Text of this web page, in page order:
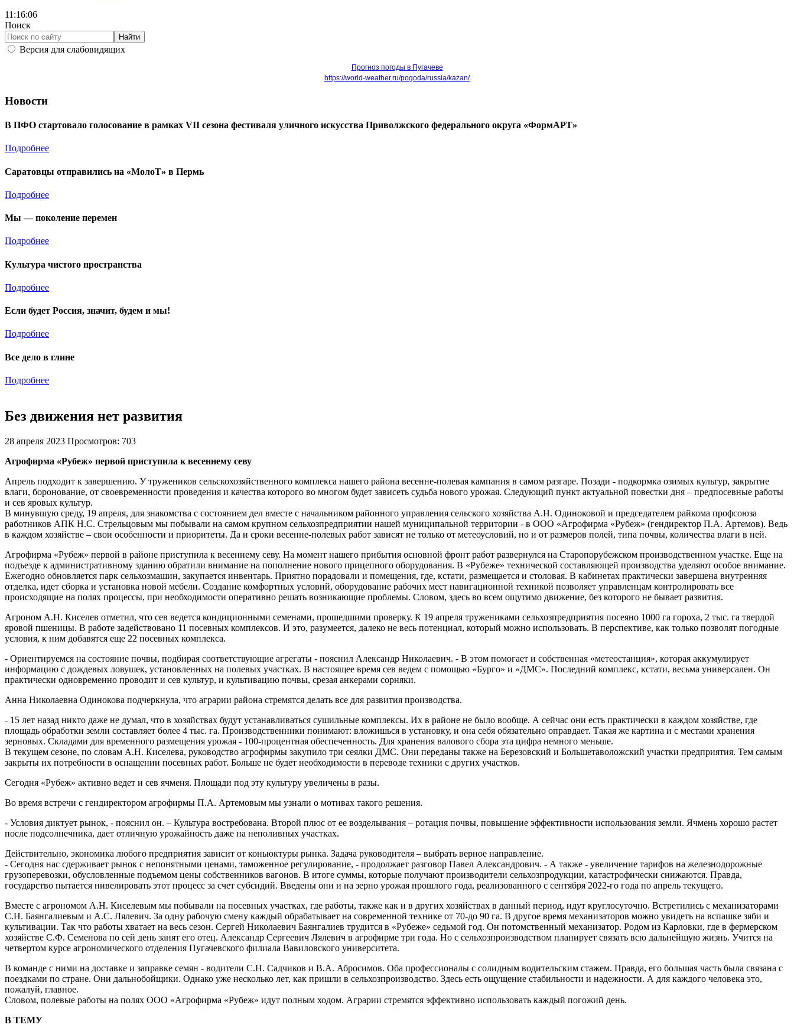
11:16:07
Поиск
Найти
Версия для слабовидящих
Прогноз погоды в Пугачеве
https://world-weather.ru/pogoda/russia/kazan/
Новости
В ПФО стартовало голосование в рамках VII сезона фестиваля уличного искусства Приволжского федерального округа «ФормАРТ»
Подробнее
Саратовцы отправились на «МолоТ» в Пермь
Подробнее
Мы — поколение перемен
Подробнее
Культура чистого пространства
Подробнее
Если будет Россия, значит, будем и мы!
Подробнее
Все дело в глине
Подробнее
Без движения нет развития
28 апреля 2023 Просмотров: 703
Агрофирма «Рубеж» первой приступила к весеннему севу
Апрель подходит к завершению. У тружеников сельскохозяйственного комплекса нашего района весенне-полевая кампания в самом разгаре. Позади - подкормка озимых культур, закрытие
влаги, боронование, от своевременности проведения и качества которого во многом будет зависеть судьба нового урожая. Следующий пункт актуальной повестки дня – предпосевные работы
и сев яровых культур.
В минувшую среду, 19 апреля, для знакомства с состоянием дел вместе с начальником районного управления сельского хозяйства А.Н. Одиноковой и председателем райкома профсоюза
работников АПК Н.С. Стрельцовым мы побывали на самом крупном сельхозпредприятии нашей муниципальной территории - в ООО «Агрофирма «Рубеж» (гендиректор П.А. Артемов). Ведь
в каждом хозяйстве – свои особенности и приоритеты. Да и сроки весенне-полевых работ зависят не только от метеоусловий, но и от размеров полей, типа почвы, количества влаги в ней.
Агрофирма «Рубеж» первой в районе приступила к весеннему севу. На момент нашего прибытия основной фронт работ развернулся на Старопорубежском производственном участке. Еще на
подъезде к административному зданию обратили внимание на пополнение нового прицепного оборудования. В «Рубеже» технической составляющей производства уделяют особое внимание.
Ежегодно обновляется парк сельхозмашин, закупается инвентарь. Приятно порадовали и помещения, где, кстати, размещается и столовая. В кабинетах практически завершена внутренняя
отделка, идет сборка и установка новой мебели. Создание комфортных условий, оборудование рабочих мест навигационной техникой позволяет управленцам контролировать все
происходящие на полях процессы, при необходимости оперативно решать возникающие проблемы. Словом, здесь во всем ощутимо движение, без которого не бывает развития.
Агроном А.Н. Киселев отметил, что сев ведется кондиционными семенами, прошедшими проверку. К 19 апреля тружениками сельхозпредприятия посеяно 1000 га гороха, 2 тыс. га твердой
яровой пшеницы. В работе задействовано 11 посевных комплексов. И это, разумеется, далеко не весь потенциал, который можно использовать. В перспективе, как только позволят погодные
условия, к ним добавятся еще 22 посевных комплекса.
- Ориентируемся на состояние почвы, подбирая соответствующие агрегаты - пояснил Александр Николаевич. - В этом помогает и собственная «метеостанция», которая аккумулирует
информацию с дождевых ловушек, установленных на полевых участках. В настоящее время сев ведем с помощью «Бурго» и «ДМС». Последний комплекс, кстати, весьма универсален. Он
практически одновременно проводит и сев культур, и культивацию почвы, срезая анкерами сорняки.
Анна Николаевна Одинокова подчеркнула, что аграрии района стремятся делать все для развития производства.
- 15 лет назад никто даже не думал, что в хозяйствах будут устанавливаться сушильные комплексы. Их в районе не было вообще. А сейчас они есть практически в каждом хозяйстве, где
площадь обработки земли составляет более 4 тыс. га. Производственники понимают: вложишься в установку, и она себя обязательно оправдает. Такая же картина и с местами хранения
зерновых. Складами для временного размещения урожая - 100-процентная обеспеченность. Для хранения валового сбора эта цифра немного меньше.
В текущем сезоне, по словам А.Н. Киселева, руководство агрофирмы закупило три сеялки ДМС. Они переданы также на Березовский и Большетаволожский участки предприятия. Тем самым
закрыты их потребности в оснащении посевных работ. Больше не будет необходимости в переводе техники с других участков.
Сегодня «Рубеж» активно ведет и сев ячменя. Площади под эту культуру увеличены в разы.
Во время встречи с гендиректором агрофирмы П.А. Артемовым мы узнали о мотивах такого решения.
- Условия диктует рынок, - пояснил он. – Культура востребована. Второй плюс от ее возделывания – ротация почвы, повышение эффективности использования земли. Ячмень хорошо растет
после подсолнечника, дает отличную урожайность даже на неполивных участках.
Действительно, экономика любого предприятия зависит от коньюктуры рынка. Задача руководителя – выбрать верное направление.
- Сегодня нас сдерживает рынок с непонятными ценами, таможенное регулирование, - продолжает разговор Павел Александрович. - А также - увеличение тарифов на железнодорожные
грузоперевозки, обусловленные подъемом цены собственников вагонов. В итоге суммы, которые получают производители сельхозпродукции, катастрофически снижаются. Правда,
государство пытается нивелировать этот процесс за счет субсидий. Введены они и на зерно урожая прошлого года, реализованного с сентября 2022-го года по апрель текущего.
Вместе с агрономом А.Н. Киселевым мы побывали на посевных участках, где работы, также как и в других хозяйствах в данный период, идут круглосуточно. Встретились с механизаторами
С.Н. Баянгалиевым и А.С. Лялевич. За одну рабочую смену каждый обрабатывает на современной технике от 70-до 90 га. В другое время механизаторов можно увидеть на вспашке зяби и
культивации. Так что работы хватает на весь сезон. Сергей Николаевич Баянгалиев трудится в «Рубеже» седьмой год. Он потомственный механизатор. Родом из Карловки, где в фермерском
хозяйстве С.Ф. Семенова по сей день занят его отец. Александр Сергеевич Лялевич в агрофирме три года. Но с сельхозпроизводством планирует связать всю дальнейшую жизнь. Учится на
четвертом курсе агрономического отделения Пугачевского филиала Вавиловского университета.
В команде с ними на доставке и заправке семян - водители С.Н. Садчиков и В.А. Абросимов. Оба профессионалы с солидным водительским стажем. Правда, его большая часть была связана с
поездками по стране. Они дальнобойщики. Однако уже несколько лет, как пришли в сельхозпроизводство. Здесь есть ощущение стабильности и надежности. А для каждого человека это,
пожалуй, главное.
Словом, полевые работы на полях ООО «Агрофирма «Рубеж» идут полным ходом. Аграрии стремятся эффективно использовать каждый погожий день.
В ТЕМУ